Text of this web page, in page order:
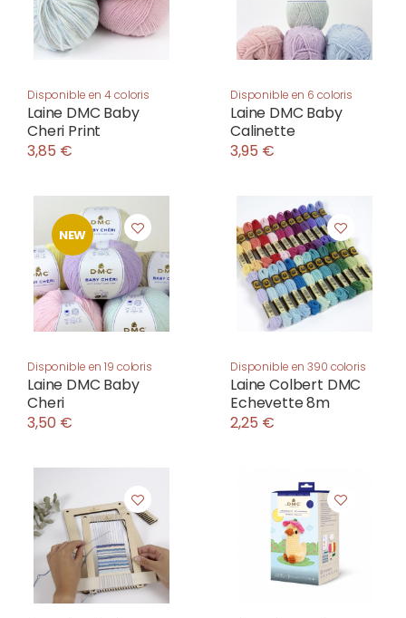
Disponible en 4 coloris
Laine DMC Baby
Cheri Print
3,85 €
Disponible en 6 coloris
Laine DMC Baby
Calinette
3,95 €
NEW
Disponible en 19 coloris
Laine DMC Baby
Cheri
3,50 €
Disponible en 390 coloris
Laine Colbert DMC
Echevette 8m
2,25 €